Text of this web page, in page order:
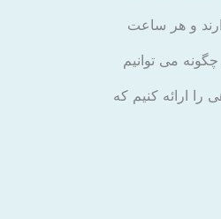
و هر ساعت
می توانیم
را ارائه کنیم که